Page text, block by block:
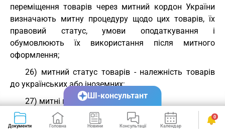
переміщення товарів через митний кордон України
визначають митну процедуру щодо цих товарів, їх
правовий статус, умови оподаткування і
обумовлюють їх використання після митного
оформлення;
26) митний статус товарів - належність товарів
до українських або іноземних;
27) митні платежі:
а) мито;
Документи Головна Новини Консультації Календар Сервіси
0
ШІ-консультант